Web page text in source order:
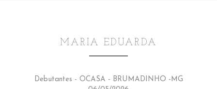
MARIA EDUARDA
Debutantes - OCASA - BRUMADINHO -MG